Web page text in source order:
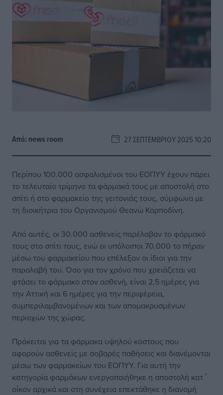
Από: news room 27 ΣΕΠΤΕΜΒΡΊΟΥ 2025 10:20
Περίπου 100.000 ασφαλισμένοι του ΕΟΠΥΥ έχουν πάρει
το τελευταίο τρίμηνο τα φάρμακά τους με αποστολή στο
σπίτι ή στο φαρμακείο της γειτονιάς τους, σύμφωνα με
τη διοικήτρια του Οργανισμού Θεανώ Καρποδίνη.
Από αυτές, οι 30.000 ασθενείς παρέλαβαν το φάρμακό
τους στο σπίτι τους, ενώ οι υπόλοιποι 70.000 το πήραν
μέσω του φαρμακείου που επέλεξαν οι ίδιοι για την
παραλαβή του. Όσο για τον χρόνο που χρειάζεται να
φτάσει το φάρμακο στον ασθενή, είναι 2,5 ημέρες για
την Αττική και 6 ημέρες για την περιφέρεια,
συμπεριλαμβανομένων και των απομακρυσμένων
περιοχών της χώρας.
Πρόκειται για τα φάρμακα υψηλού κόστους που
αφορούν ασθενείς με σοβαρές παθήσεις και διανέμονται
μέσω των φαρμακείων του ΕΟΠΥΥ. Για αυτή την
κατηγορία φαρμάκων ενεργοποιήθηκε η αποστολή κατ΄
οίκον αρχικά και στη συνέχεια επεκτάθηκε η διανομή